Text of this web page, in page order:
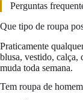
Perguntas
Que tipo de roupa
Praticamente
blusa, vestido, calça,
muda toda semana.
Tem roupa de